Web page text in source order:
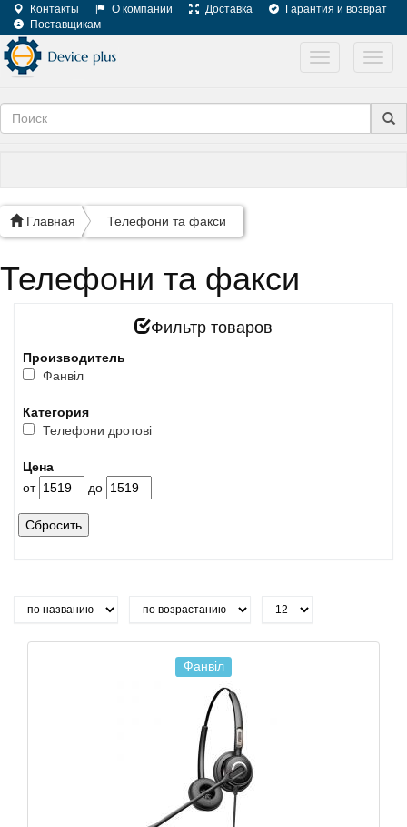
Контакты О компании Доставка
Гарантия и возврат
Поставщикам
Toggle
Главная Телефони та факси
Телефони та факси
Фильтр товаров
Производитель
Фанвiл
Категория
Телефони дротові
Цена
от
до
Сбросить
Фанвiл